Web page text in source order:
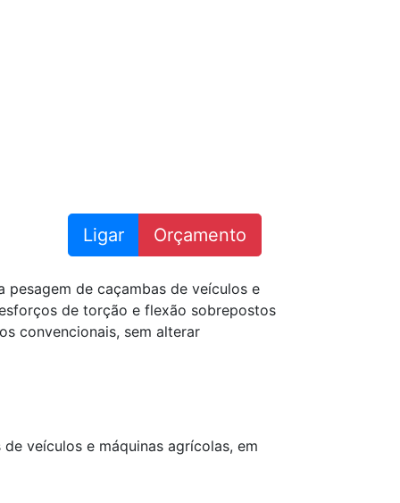
Ligar Orçamento
pesagem de caçambas de veículos e
de torção e flexão sobrepostos
convencionais, sem alterar
veículos e máquinas agrícolas, em